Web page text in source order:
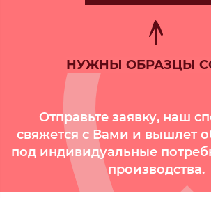
НУЖНЫ ОБРАЗЦЫ
Отправьте заявку, наш
свяжется с Вами и вышлет
под индивидуальные
производства.